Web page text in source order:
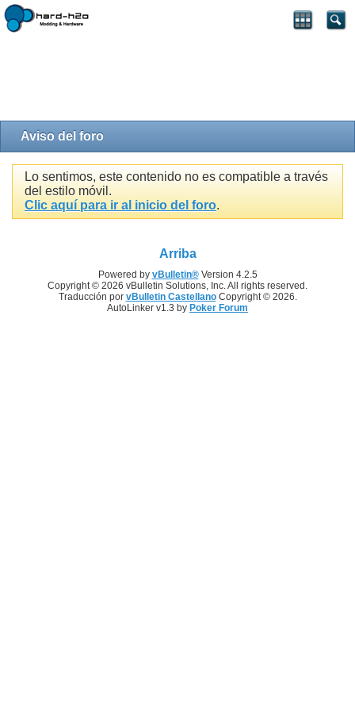
Aviso del foro
Lo sentimos, este contenido no es compatible a través
del estilo móvil.
Clic aquí para ir al inicio del foro.
Arriba
Powered by vBulletin®Version 4.2.5
Copyright © 2026 vBulletin Solutions, Inc. All rights reserved.
Traducción por vBulletin CastellanoCopyright © 2026.
AutoLinker v1.3 by Poker Forum